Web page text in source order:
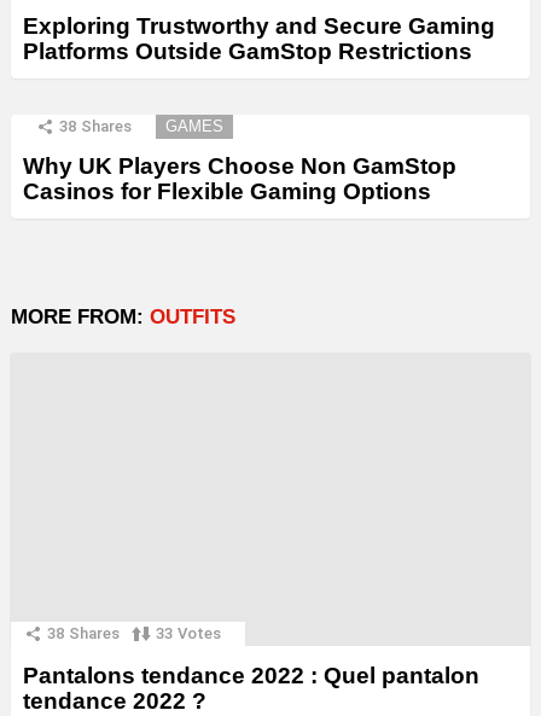
Exploring Trustworthy and Secure Gaming
Platforms Outside GamStop Restrictions
38 Shares GAMES
Why UK Players Choose Non GamStop
Casinos for Flexible Gaming Options
MORE FROM: OUTFITS
38 Shares 33 Votes
Pantalons tendance 2022 : Quel pantalon
tendance 2022 ?